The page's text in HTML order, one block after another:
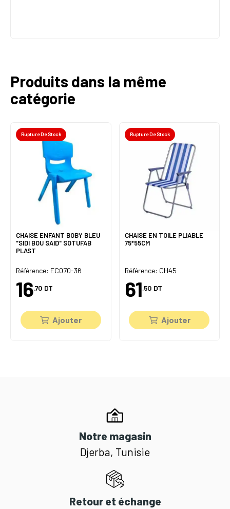
Produits dans la même
catégorie
Rupture De Stock
CHAISE ENFANT BOBY BLEU
"SIDI BOU SAID" SOTUFAB
PLAST
Référence: EC070-36
16,70 DT
Ajouter
Rupture De Stock
CHAISE EN TOILE PLIABLE
75*55CM
Référence: CH45
61,50 DT
Ajouter
Notre magasin
Djerba, Tunisie
Retour et échange